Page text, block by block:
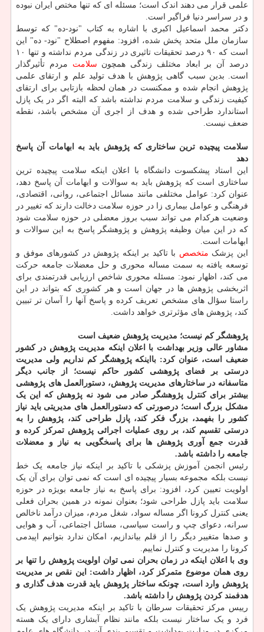
علمی قرار می دهند اندک است؛ مسئله ای که تنها مختص ایران نبوده
و در سراسر دنیا فراگیر است.
دکتر محمد اسماعیل اکبری با اشاره به کتاب "نود-ده" که توسط
سازمان ملل متحد پخش شده، افزود: مفهوم اصطلاح "نود- ده" این
است که ۹۰ درصد تحقیقات تاثیری در زندگی مردم نداشته و تنها ۱۰
درصد آن بر ابعاد مختلف زندگی همچون سلامت مردم تأثیرگذار
است. بدین سبب گاهی پژوهش با هدف تولید علم و ارتقای علمی
پژوهش انجام شده و ممکنست در همان لحظه بازتابی برای ارتقای
کیفیت زندگی و سلامت مردم نداشته باشد که البته اگر در یک پازل
استاندارد طراحی شده و هدف از اجری آن مشخص باشد، نقطه
ضعف نیست.
سلامت پیچیده ترین ساختاری که پژوهش باید به ابهامات آن پاسخ
دهد
این استاد پیشکسوت دانشگاه با اعلان اینکه سلامت پیچیده ترین
ساختاری است که پژوهش باید به سوالات و ابهامات آن پاسخ دهد،
عنوان کرد: عوامل مختلفی مانند مسائل اجتماعی، روانی، اقتصادی،
فرهنگی و عوامل بیماری زا در حوزه سلامت دخالت دارند که تغییر در
وضعیت هرکدام می تواند سبب بروز معضلی در حوزه سلامت شود
که در این میان وظیفه پژوهش و پژوهشگر پاسخ به این سوالات و
ابهامات است.
این پزشک متخصص با تاکید بر اینکه پژوهش در کشورهای موفق و
توسعه یافته به سمت مساله محوری و حل معضلات جامعه حرکت
می کند، اظهار نمود: مسئله محوری شاخص ارزیابی قدرتمندی برای
اثربخشی پژوهش ها در جهان است و هر کشوری که بتواند در این
راستا سؤال های مشخص تعریف کرده و پاسخ آنها را آسان تر تبیین
کند، پژوهش های مؤثرتری خواهد داشت.
پژوهشگر کم نیست؛ مدیریت پژوهش ضعیف است
مشاور عالی وزیر بهداشت با اعلان اینکه مدیریت پژوهش در کشور
ضعیف است، عنوان کرد: بااینکه پژوهشگر کم نداریم ولی مدیریت
درستی بر فضای پژوهشی کشور حاکم نیست؛ از جانب دیگر
متاسفانه در ساختارهای مدیریت پژوهش، دستورالعمل های پژوهشی
بیشتر برای کنترل پژوهشگر صادر می شود نه پژوهش که این یک
مشکل بزرگ است؛ درصورتی که دستورالعمل های مدیریتی باید نیاز
کشور را بفهمد، بزرگ فکر کند، پازل طراحی کند، پژوهش را به
درستی تقسیم کند، بر روی عملیات اجرائی پژوهش تمرکز کرده و
قدرت جمع آوری پژوهش ها برای پاسخگویی به نیاز و معضلات
جامعه را داشته باشد.
رئیس انجمن آموزش پزشکی با تاکید بر اینکه نیاز جامعه یک خط
نیست بلکه مجموعه بسیار پیچیده ای است که نمی توان برای آن یک
اولویت تعیین کرد، افزود: برای پاسخ به نیاز جامعه بویژه در حوزه
سلامت باید پازل طراحی شود؛ بعنوان نمونه در همین بحران فعلی
یعنی کنترل کرونا اگر مساله سواد، شغل مردم، میزان درآمد ناخالص
سرانه، دعوای چپ و راست سیاسی، مسائل اجتماعی، آب و هوایی
و صدها متغییر دیگر را از قلم بیاندازیم، امکان ندارد بتوانیم اپیدمی
کرونا را مدیریت و کنترل نماییم.
وی با اعلان اینکه در زمان بحران نمی توان اولویت پژوهش را تنها بر
روی همان موضوع متمرکز کرد، اظهار داشت: این نقص بر مدیریت
پژوهش وارد است، چونکه ساختار پژوهش باید قدرت هدف گذاری و
هدفمند کردن پژوهش را داشته باشد.
رییس مرکز تحقیقات سرطان با تاکید بر اینکه مدیریت پژوهش یک
فرد و یک ساختار نیست بلکه مانند نظام آبشاری دارای یک هسته